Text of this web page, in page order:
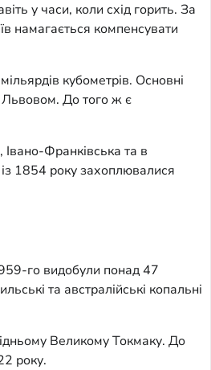
у часи, коли схід горить. За
намагається компенсувати
кубометрів. Основні
Львовом. До того ж є
Франківська та в
1854 року захоплювалися
го видобули понад 47
та австралійські копальні
Великому Токмаку. До
року.